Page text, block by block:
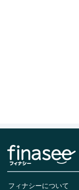
フィナシーについて